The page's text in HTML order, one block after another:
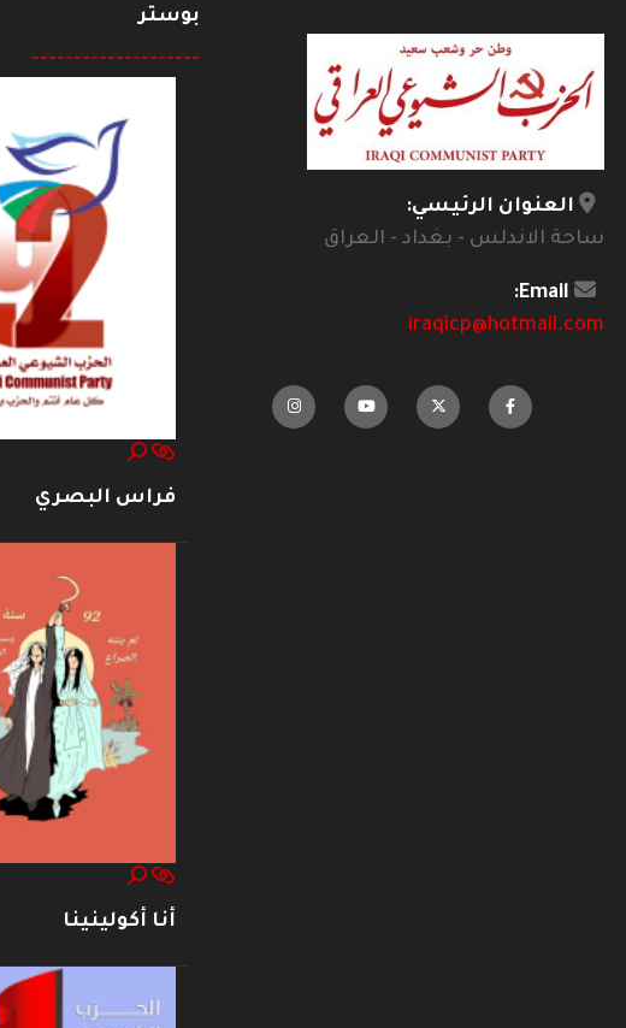
العنوان الرئيسي:
ساحة الاندلس - بغداد - العراق
Email:
iraqicp@hotmail.com
بوستر
--------------------
فراس البصري
أنا أكولينينا